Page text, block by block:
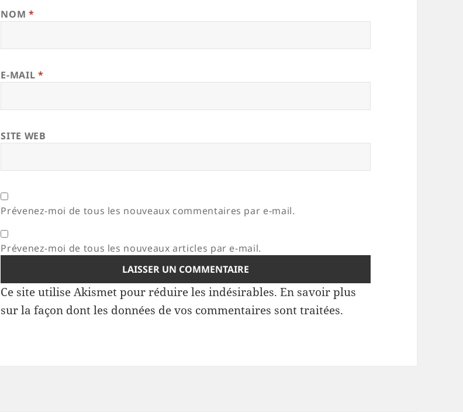
NOM *
E-MAIL *
SITE WEB
Prévenez-moi de tous les nouveaux commentaires par e-mail.
Prévenez-moi de tous les nouveaux articles par e-mail.
Ce site utilise Akismet pour réduire les indésirables.En savoir plus
sur la façon dont les données de vos commentaires sont traitées.